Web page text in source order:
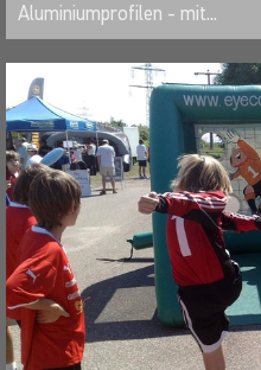
Aluminiumprofilen - mit...